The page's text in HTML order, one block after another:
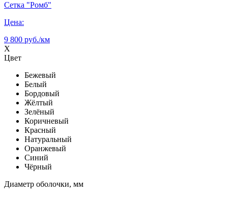
Сетка "Ромб"
Цена:
9 800 руб./км
X
Цвет
Бежевый
Белый
Бордовый
Жёлтый
Зелёный
Коричневый
Красный
Натуральный
Оранжевый
Синий
Чёрный
Диаметр оболочки, мм